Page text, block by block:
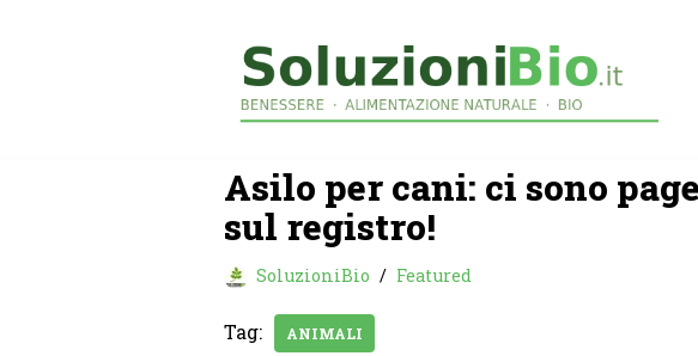
Asilo per cani: ci sono
sul registro!
SoluzioniBio Featured
Tag: ANIMALI